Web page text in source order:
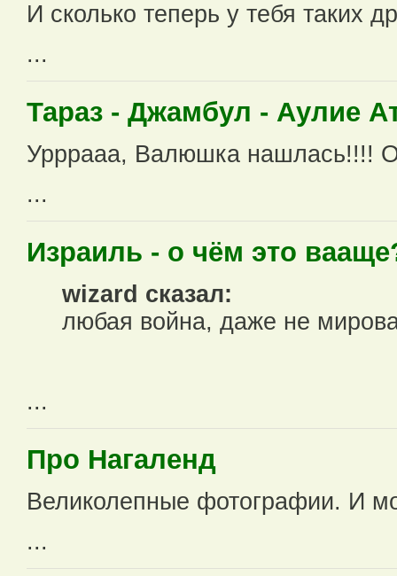
И сколько теперь у тебя таких
...
Тараз - Джамбул - Аулие
Урррааа, Валюшка нашлась!!!!
...
Израиль - о чём это
wizard сказал:
любая война, даже не
...
Про Нагаленд
Великолепные фотографии. И
...